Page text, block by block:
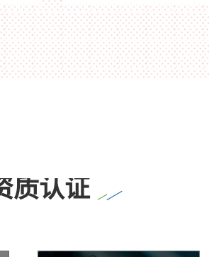
交
火
部
传播、数据失窃等极端情况
施。同时对于内部业务系统
向加固，避免由于外部入侵
质认证